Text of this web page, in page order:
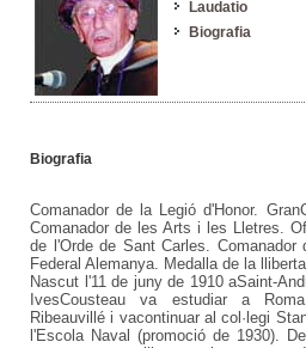
Laudatio
Biografia
Biografia
Comanador de la Legió d'Honor.
Comanador de les Arts i les Lletres.
de l'Orde de Sant Carles.
Federal Alemanya. Medalla de la
Nascut l'11 de juny de 1910 aSaint-
IvesCousteau va estudiar a
Ribeauvillé i vacontinuar al col·legi
l'Escola Naval (promoció de 1930).